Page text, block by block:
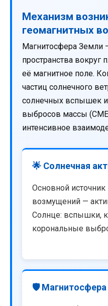
Механизм
геомагнитных
Магнитосфера Земли
пространства вокруг
её магнитное поле.
частиц солнечного
солнечных вспышек
выбросов массы
интенсивное
🌟 Солнечная
Основной
возмущений —
Солнце: вспышки,
корональные
🛡️ Магнитосфера